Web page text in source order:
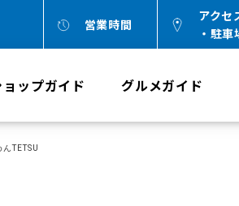
営業時間
アクセ
・駐車
ョップガイド グルメガイド
TETSU